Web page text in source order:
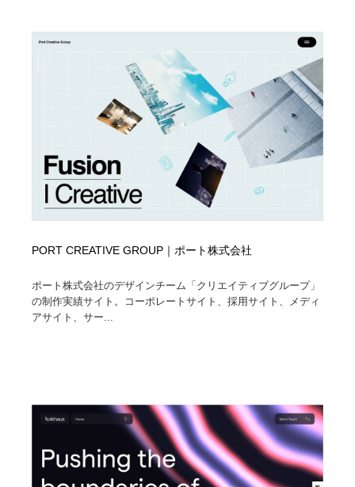
PORT CREATIVE GROUP｜ポート株式会社
ポート株式会社のデザインチーム「クリエイティブグループ」
の制作実績サイト。コーポレートサイト、採用サイト、メディ
アサイト、サー...